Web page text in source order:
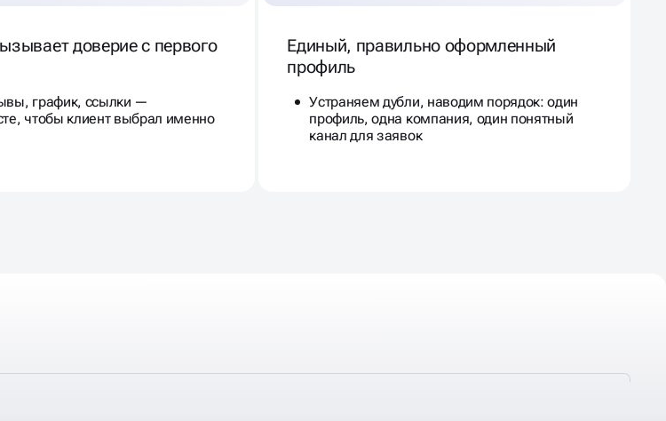
доверие с первого
график, ссылки —
чтобы клиент выбрал именно
Единый, правильно оформленный
профиль
Устраняем дубли, наводим порядок: один
профиль, одна компания, один понятный
канал для заявок